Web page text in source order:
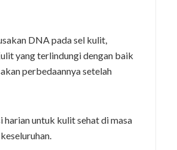
DNA pada sel kulit,
yang terlindungi dengan baik
perbedaannya setelah
untuk kulit sehat di masa